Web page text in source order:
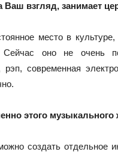
взгляд, занимает
место в
оно не очень
современная
этого музыкального
создать отдельное